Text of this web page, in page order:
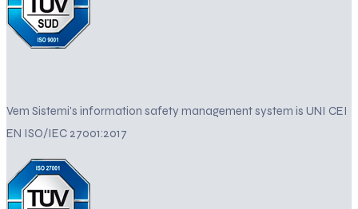
Vem Sistemi's information safety management system is UNI CEI
EN ISO/IEC 27001:2017